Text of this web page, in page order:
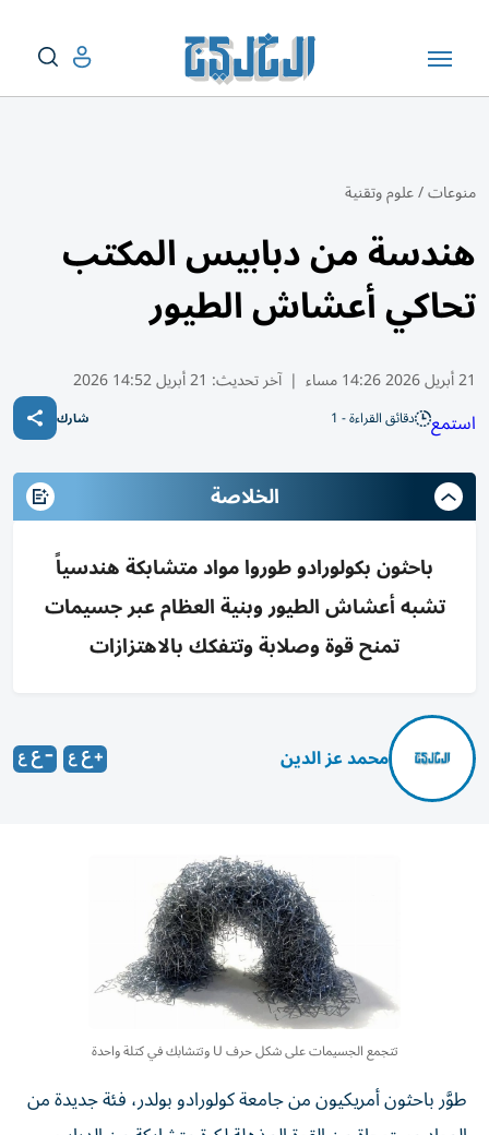
منوعات/علوم وتقنية
هندسة من دبابيس المكتب
تحاكي أعشاش الطيور
21 أبريل 2026 14:26 مساء | آخر تحديث: 21 أبريل 14:52 2026
استمع دقائق القراءة - 1 شارك
الخلاصة
باحثون بكولورادو طوروا مواد متشابكة هندسياً
تشبه أعشاش الطيور وبنية العظام عبر جسيمات
تمنح قوة وصلابة وتتفكك بالاهتزازات
محمد عز الدين
تتجمع الجسيمات على شكل حرف U وتتشابك في كتلة واحدة
طوَّر باحثون أمريكيون من جامعة كولورادو بولدر، فئة جديدة من